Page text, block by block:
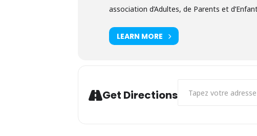
association d’Adultes, de Parents et
LEARN MORE
Get Directions